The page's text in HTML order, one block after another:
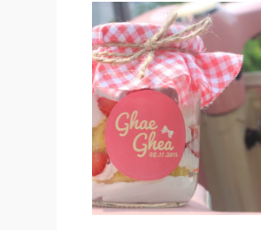
#NEWCHAPTER 02 :
KHITBAH